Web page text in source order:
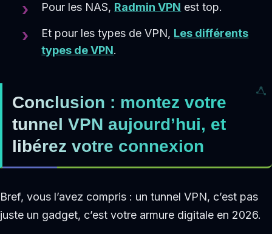
Pour les NAS, Radmin VPN est top.
Et pour les types de VPN, Les différents
types de VPN.
Conclusion : montez votre
tunnel VPN aujourd’hui, et
libérez votre connexion
Bref, vous l’avez compris : un tunnel VPN, c’est pas
juste un gadget, c’est votre armure digitale en 2026.